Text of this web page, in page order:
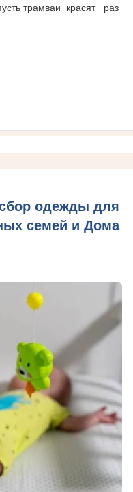
трамваи  красят   раз
одежды для
семей и Дома